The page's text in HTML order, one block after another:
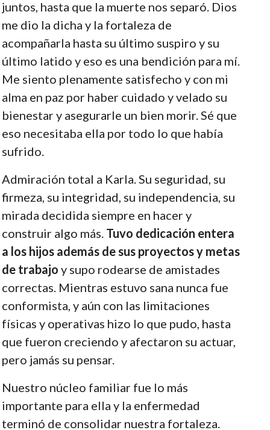
juntos, hasta que la muerte nos separó. Dios
me dio la dicha y la fortaleza de
acompañarla hasta su último suspiro y su
último latido y eso es una bendición para mí.
Me siento plenamente satisfecho y con mi
alma en paz por haber cuidado y velado su
bienestar y asegurarle un bien morir. Sé que
eso necesitaba ella por todo lo que había
sufrido.
Admiración total a Karla. Su seguridad, su
firmeza, su integridad, su independencia, su
mirada decidida siempre en hacer y
construir algo más. Tuvo dedicación entera
a los hijos además de sus proyectos y metas
de trabajo y supo rodearse de amistades
correctas. Mientras estuvo sana nunca fue
conformista, y aún con las limitaciones
físicas y operativas hizo lo que pudo, hasta
que fueron creciendo y afectaron su actuar,
pero jamás su pensar.
Nuestro núcleo familiar fue lo más
importante para ella y la enfermedad
terminó de consolidar nuestra fortaleza.